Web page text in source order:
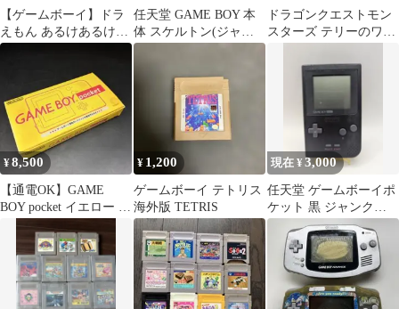
【ゲームボーイ】ドラ
えもん あるけあるけラ
ビリンス
任天堂 GAME BOY 本
体 スケルトン(ジャン
ク) +ソフト5本セット
ドラゴンクエストモン
スターズ テリーのワン
¥8,500
【通電OK】GAME
BOY pocket イエロー 本
¥ 1,200
ゲームボーイ テトリス
海外版 TETRIS
現在 ¥3,000
任天堂 ゲームボーイポ
ケット 黒 ジャンク
MGB-001